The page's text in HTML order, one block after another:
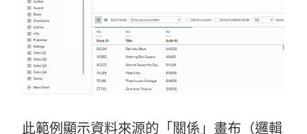
此範例顯示資料來源的「關係」畫布（邏輯